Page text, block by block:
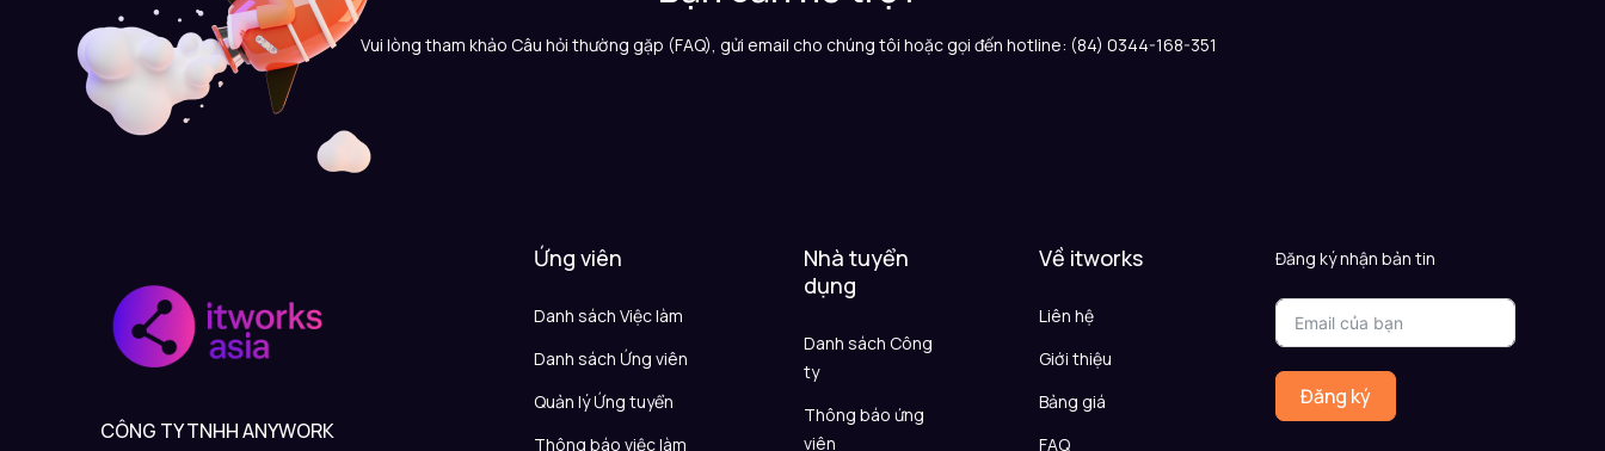
Vui lòng tham khảo Câu hỏi thường gặp (FAQ), gửi email cho chúng tôi hoặc gọi đến hotline: (84) 0344-168-351
CÔNG TY TNHH ANYWORK
Ứng viên
Danh sách Việc làm
Danh sách Ứng viên
Quản lý Ứng tuyển
Thông báo việc làm
Nhà tuyển
dụng
Danh sách Công
ty
Thông báo ứng
viên
Về itworks
Liên hệ
Giới thiệu
Bảng giá
FAQ
Đăng ký nhận bản tin
Đăng ký